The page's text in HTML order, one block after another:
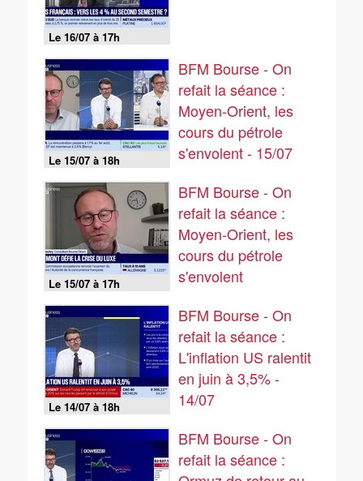
Le 16/07 à 17h
Le 15/07 à 18h
BFM Bourse - On
refait la séance :
Moyen-Orient, les
cours du pétrole
s'envolent - 15/07
Le 15/07 à 17h
BFM Bourse - On
refait la séance :
Moyen-Orient, les
cours du pétrole
s'envolent
Le 14/07 à 18h
BFM Bourse - On
refait la séance :
L'inflation US ralentit
en juin à 3,5% -
14/07
BFM Bourse - On
refait la séance :